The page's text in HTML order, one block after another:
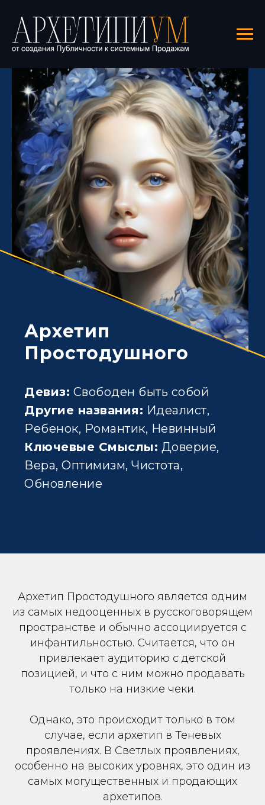
Архетип
Простодушного
Девиз: Свободен быть собой
Другие названия: Идеалист,
Ребенок, Романтик, Невинный
Ключевые Смыслы: Доверие,
Вера, Оптимизм, Чистота,
Обновление
Архетип Простодушного является одним
из самых недооценных в русскоговорящем
пространстве и обычно ассоциируется с
инфантильностью. Считается, что он
привлекает аудиторию с детской
позицией, и что с ним можно продавать
только на низкие чеки.
Однако, это происходит только в том
случае, если архетип в Теневых
проявлениях. В Светлых проявлениях,
особенно на высоких уровнях, это один из
самых могущественных и продающих
архетипов.